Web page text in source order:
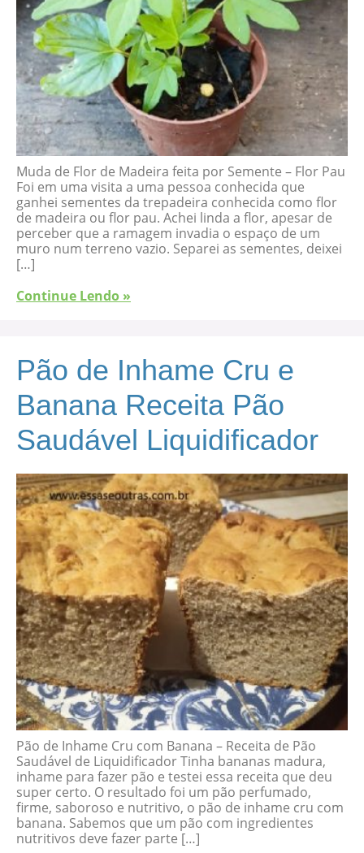
Muda de Flor de Madeira feita por Semente – Flor Pau
Foi em uma visita a uma pessoa conhecida que
ganhei sementes da trepadeira conhecida como flor
de madeira ou flor pau. Achei linda a flor, apesar de
perceber que a ramagem invadia o espaço de um
muro num terreno vazio. Separei as sementes, deixei
[…]
Continue Lendo »
Pão de Inhame Cru e
Banana Receita Pão
Saudável Liquidificador
Pão de Inhame Cru com Banana – Receita de Pão
Saudável de Liquidificador Tinha bananas madura,
inhame para fazer pão e testei essa receita que deu
super certo. O resultado foi um pão perfumado,
firme, saboroso e nutritivo, o pão de inhame cru com
banana. Sabemos que um pão com ingredientes
nutritivos deve fazer parte […]